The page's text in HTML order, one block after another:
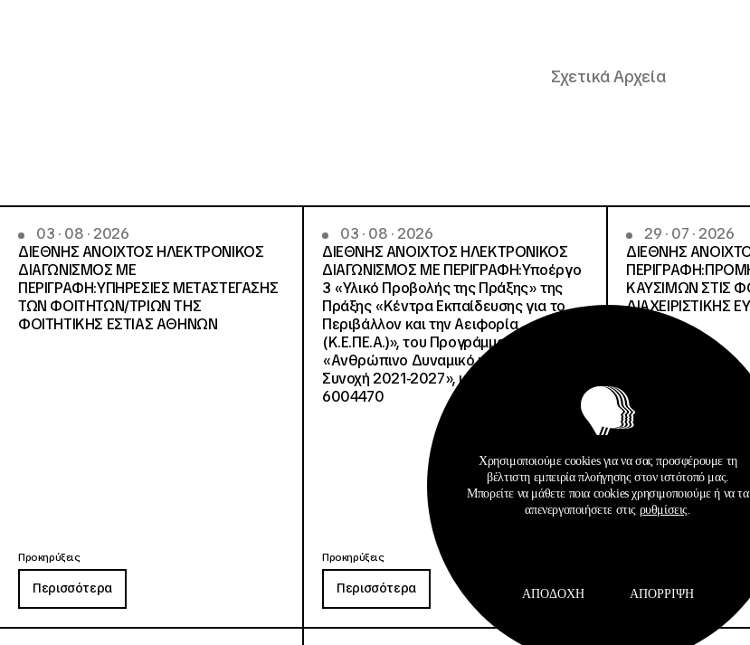
Σχετικά Αρχεία
03 · 08 · 2026
ΔΙΕΘΝΗΣ ΑΝΟΙΧΤΟΣ ΗΛΕΚΤΡΟΝΙΚΟΣ
ΔΙΑΓΩΝΙΣΜΟΣ ΜΕ
ΠΕΡΙΓΡΑΦΗ:ΥΠΗΡΕΣΙΕΣ METAΣΤΕΓΑΣΗΣ
ΤΩΝ ΦΟΙΤΗΤΩΝ/ΤΡΙΩΝ ΤΗΣ
ΦΟΙΤΗΤΙΚΗΣ ΕΣΤΙΑΣ ΑΘΗΝΩΝ
Προκηρύξεις
Περισσότερα
03 · 08 · 2026
ΔΙΕΘΝΗΣ ΑΝΟΙΧΤΟΣ ΗΛΕΚΤΡΟΝΙΚΟΣ
ΔΙΑΓΩΝΙΣΜΟΣ ΜΕ ΠΕΡΙΓΡΑΦΗ:Υποέργο
3 «Υλικό Προβολής της Πράξης» της
Πράξης «Κέντρα Εκπαίδευσης για το
Περιβάλλον και την Αειφορία
(Κ.Ε.ΠΕ.Α.)», του Προγράμματος
«Ανθρώπινο Δυναμικό και Κοινωνική
Συνοχή 2021-2027», με κωδικό ΟΠΣ
6004470
Προκηρύξεις
Περισσότερα
29 · 07 · 2026
ΔΙΕΘΝΗΣ
ΚΑΥΣΙΜΩΝ ΣΤΙΣ
ΔΙΑΧΕΙΡΙΣΤΙΚΗΣ
Περισσότερα
Χρησιμοποιούμε cookies για να σας προσφέρουμε τη
βέλτιστη εμπειρία πλοήγησης στον ιστότοπό μας.
Μπορείτε να μάθετε ποια cookies χρησιμοποιούμε ή να τα
απενεργοποιήσετε στις ρυθμίσεις
ΑΠΟΔΟΧΉ ΑΠΌΡΡΙΨΗ